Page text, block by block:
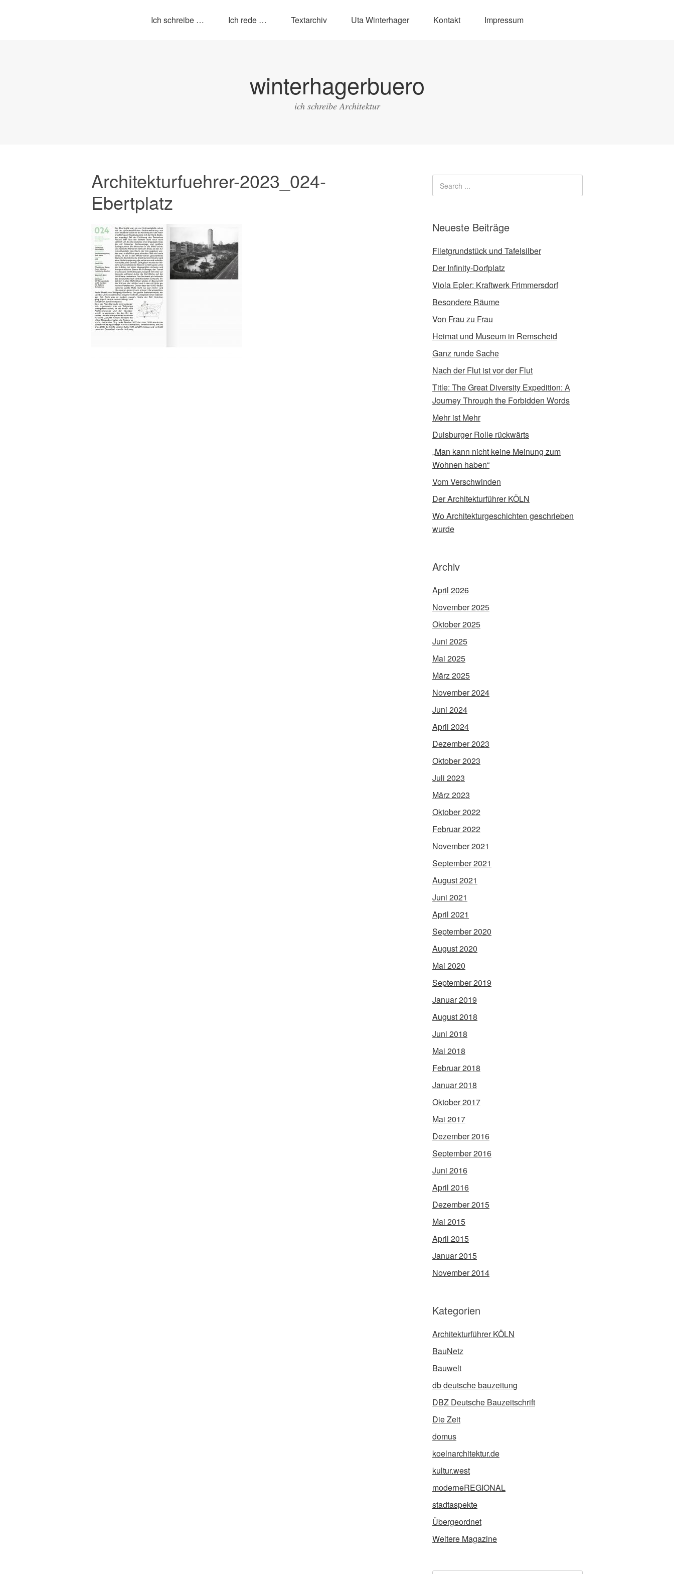
Ich schreibe … Ich rede … Textarchiv Uta Winterhager Kontakt Impressum
winterhagerbuero
ich schreibe Architektur
Architekturfuehrer-2023_024-
Ebertplatz
Neueste Beiträge
Filetgrundstück und Tafelsilber
Der Infinity-Dorfplatz
Viola Epler: Kraftwerk Frimmersdorf
Besondere Räume
Von Frau zu Frau
Heimat und Museum in Remscheid
Ganz runde Sache
Nach der Flut ist vor der Flut
Title: The Great Diversity Expedition: A
Journey Through the Forbidden Words
Mehr ist Mehr
Duisburger Rolle rückwärts
„Man kann nicht keine Meinung zum
Wohnen haben“
Vom Verschwinden
Der Architekturführer KÖLN
Wo Architekturgeschichten geschrieben
wurde
Archiv
April 2026
November 2025
Oktober 2025
Juni 2025
Mai 2025
März 2025
November 2024
Juni 2024
April 2024
Dezember 2023
Oktober 2023
Juli 2023
März 2023
Oktober 2022
Februar 2022
November 2021
September 2021
August 2021
Juni 2021
April 2021
September 2020
August 2020
Mai 2020
September 2019
Januar 2019
August 2018
Juni 2018
Mai 2018
Februar 2018
Januar 2018
Oktober 2017
Mai 2017
Dezember 2016
September 2016
Juni 2016
April 2016
Dezember 2015
Mai 2015
April 2015
Januar 2015
November 2014
Kategorien
Architekturführer KÖLN
BauNetz
Bauwelt
db deutsche bauzeitung
DBZ Deutsche Bauzeitschrift
Die Zeit
domus
koelnarchitektur.de
kultur.west
moderneREGIONAL
stadtaspekte
Übergeordnet
Weitere Magazine